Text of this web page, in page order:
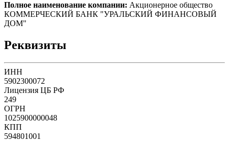
Полное наименование компании: Акционерное общество
КОММЕРЧЕСКИЙ БАНК "УРАЛЬСКИЙ ФИНАНСОВЫЙ
ДОМ"
Реквизиты
ИНН
5902300072
Лицензия ЦБ РФ
249
ОГРН
1025900000048
КПП
594801001